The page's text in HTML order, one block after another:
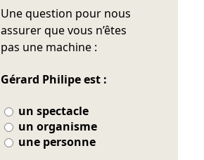
Une question pour nous
assurer que vous n’êtes
pas une machine :
Gérard Philipe est :
un spectacle
un organisme
une personne
Ne pas remplir